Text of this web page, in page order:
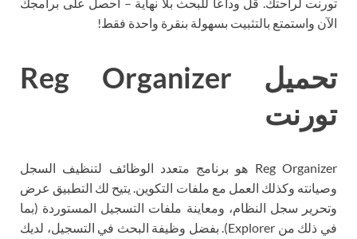
تورنت لراحتك. قل وداعًا للبحث بلا نهاية – احصل على برامجك
الآن واستمتع بالتثبيت بسهولة بنقرة واحدة فقط!
تحميل Reg Organizer
تورنت
Reg Organizer هو برنامج متعدد الوظائف لتنظيف السجل
وصيانته وكذلك العمل مع ملفات التكوين. يتيح لك التطبيق عرض
وتحرير سجل النظام، ومعاينة ملفات التسجيل المستوردة (بما
في ذلك من Explorer). بفضل وظيفة البحث في التسجيل، لديك